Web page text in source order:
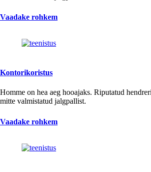
Vaadake rohkem
Kontorikoristus
Homme on hea aeg hooajaks. Riputatud
mitte valmistatud jalgpallist.
Vaadake rohkem